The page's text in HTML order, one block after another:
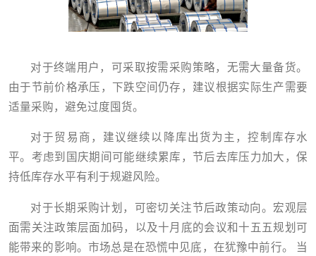
对于终端用户，可采取按需采购策略，无需大量备货。
由于节前价格承压，下跌空间仍存，建议根据实际生产需要
适量采购，避免过度囤货。
对于贸易商，建议继续以降库出货为主，控制库存水
平。考虑到国庆期间可能继续累库，节后去库压力加大，保
持低库存水平有利于规避风险。
对于长期采购计划，可密切关注节后政策动向。宏观层
面需关注政策层面加码，以及十月底的会议和十五五规划可
能带来的影响。市场总是在恐慌中见底，在犹豫中前行。 当